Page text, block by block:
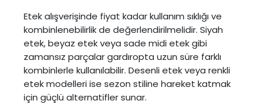
Etek alışverişinde fiyat kadar kullanım sıklığı ve
kombinlenebilirlik de değerlendirilmelidir. Siyah
etek, beyaz etek veya sade midi etek gibi
zamansız parçalar gardıropta uzun süre farklı
kombinlerle kullanılabilir. Desenli etek veya renkli
etek modelleri ise sezon stiline hareket katmak
için güçlü alternatifler sunar.